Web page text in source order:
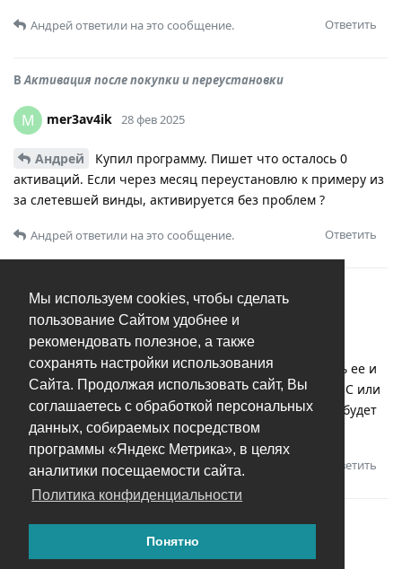
Мы используем cookies, чтобы сделать
пользование Сайтом удобнее и
рекомендовать полезное, а также
сохранять настройки использования
Сайта. Продолжая использовать сайт, Вы
соглашаетесь с обработкой персональных
данных, собираемых посредством
программы «Яндекс Метрика», в целях
аналитики посещаемости сайта.
Политика конфиденциальности
Понятно
Ответить
Андрейответили на это сообщение.
ВАктивация после покупки и переустановки
M mer3av4ik 28 фев 2025
Андрей
Купил программу. Пишет что осталось 0
активаций. Если через месяц переустановлю к примеру из
за слетевшей винды, активируется без проблем ?
Ответить
Андрейответили на это сообщение.
Активация после покупки и переустановки
M mer3av4ik 30 янв 2025
После покупки программы я могу переустанавливать ее и
активировать снова? Так же если я переустановлю ОС или
захочу установить на другой ПК какие то сложности будет
по количеству активаций ?
Ответить
Андрейответили на это сообщение.